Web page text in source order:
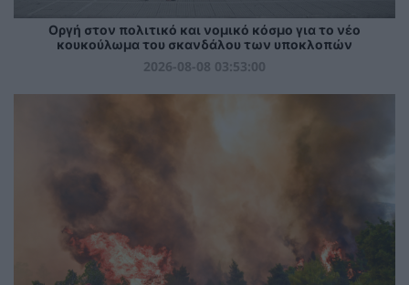
Οργή στον πολιτικό και νομικό κόσμο για το νέο
κουκούλωμα του σκανδάλου των υποκλοπών
2026-08-08 03:53:00